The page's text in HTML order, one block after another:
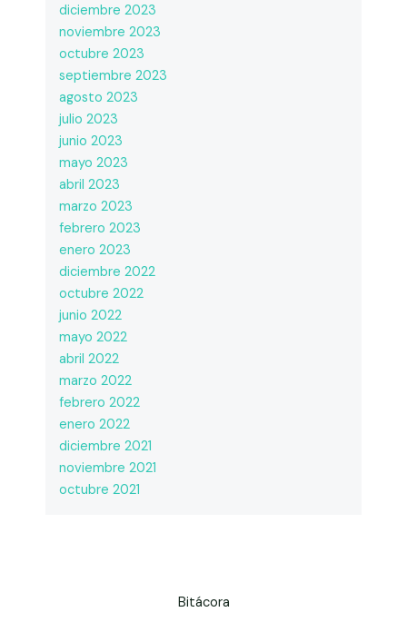
diciembre 2023
noviembre 2023
octubre 2023
septiembre 2023
agosto 2023
julio 2023
junio 2023
mayo 2023
abril 2023
marzo 2023
febrero 2023
enero 2023
diciembre 2022
octubre 2022
junio 2022
mayo 2022
abril 2022
marzo 2022
febrero 2022
enero 2022
diciembre 2021
noviembre 2021
octubre 2021
Bitácora